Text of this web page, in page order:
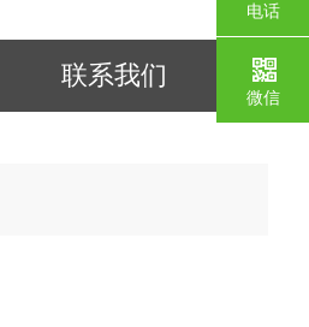
联系我们
电话
微信